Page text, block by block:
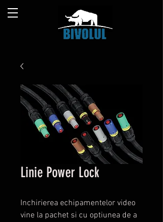
Linie Power Lock
Inchirierea echipamentelor video
vine la pachet si cu optiunea de a